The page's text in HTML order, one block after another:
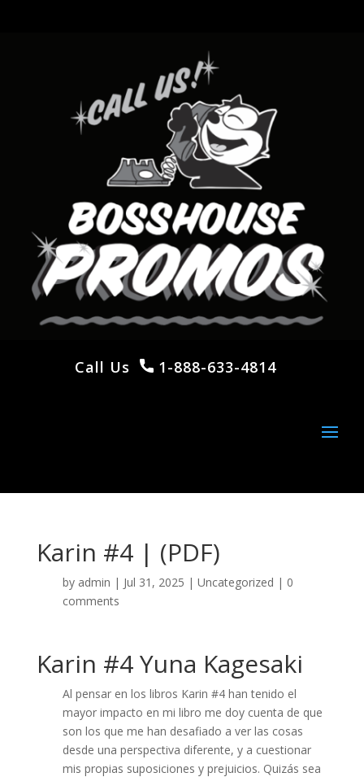
Call Us 1-888-633-4814
Karin #4 | (PDF)
by admin | Jul 31, 2025 | Uncategorized | 0
comments
Karin #4 Yuna Kagesaki
Al pensar en los libros Karin #4 han tenido el
mayor impacto en mi libro me doy cuenta de que
son los que me han desafiado a ver las cosas
desde una perspectiva diferente, y a cuestionar
mis propias suposiciones y prejuicios. Quizás sea